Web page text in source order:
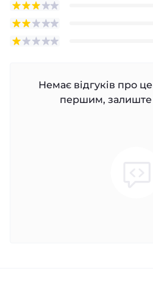
Немає відгуків про
першим, залиште